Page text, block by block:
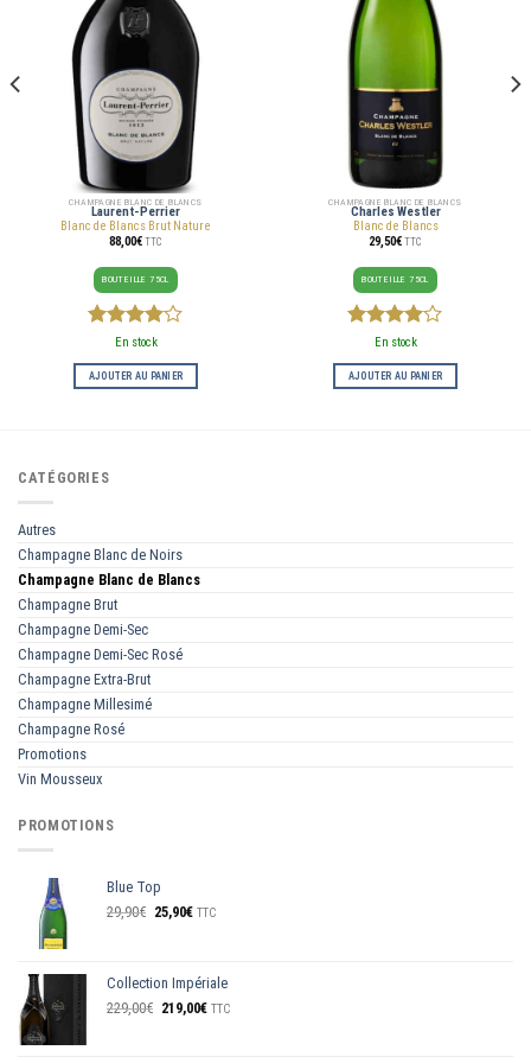
CHAMPAGNE BLANC DE BLANCS
Laurent-Perrier
Blanc de Blancs Brut Nature
88,00€ TTC
BOUTEILLE 75CL
sur 5
En stock
AJOUTER AU PANIER
CHAMPAGNE BLANC DE BLANCS
Charles Westler
Blanc de Blancs
29,50€ TTC
BOUTEILLE 75CL
sur 5
En stock
AJOUTER AU PANIER
CATÉGORIES
Autres
Champagne Blanc de Noirs
Champagne Blanc de Blancs
Champagne Brut
Champagne Demi-Sec
Champagne Demi-Sec Rosé
Champagne Extra-Brut
Champagne Millesimé
Champagne Rosé
Promotions
Vin Mousseux
PROMOTIONS
Blue Top
29,90€ Le
29,90€.
25,90€Le
25,90€.
TTC
Collection Impériale
229,00€ Le
219,00€LeTTC